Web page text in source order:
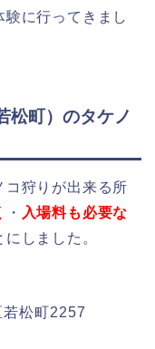
験に行ってきまし
松町）のタケノ
コ狩りが出来る所
・ 入場料も必要な
しました。
松町2257